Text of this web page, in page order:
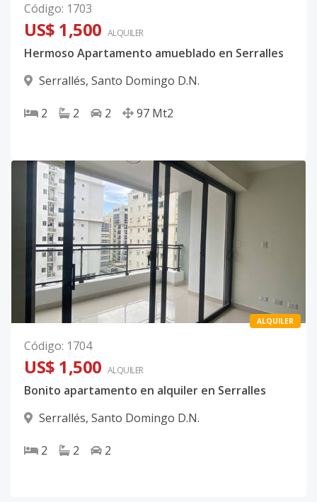
Código: 1703
US$ 1,500 ALQUILER
Hermoso Apartamento amueblado en Serralles
Serrallés, Santo Domingo D.N.
2 2 2 97 Mt2
ALQUILER
Código: 1704
US$ 1,500 ALQUILER
Bonito apartamento en alquiler en Serralles
Serrallés, Santo Domingo D.N.
2 2 2